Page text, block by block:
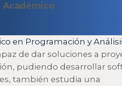
Académico
en Programación y
de dar soluciones a
pudiendo desarrollar
también estudia una